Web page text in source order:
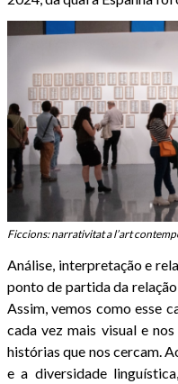
Ficcions: narrativitat a l’art
Análise, interpretação e
ponto de partida da
Assim, vemos como esse
cada vez mais visual e
histórias que nos cercam.
e a diversidade